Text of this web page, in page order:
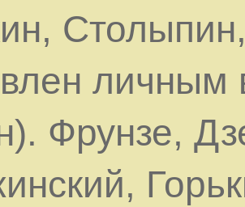
Фрунзе,